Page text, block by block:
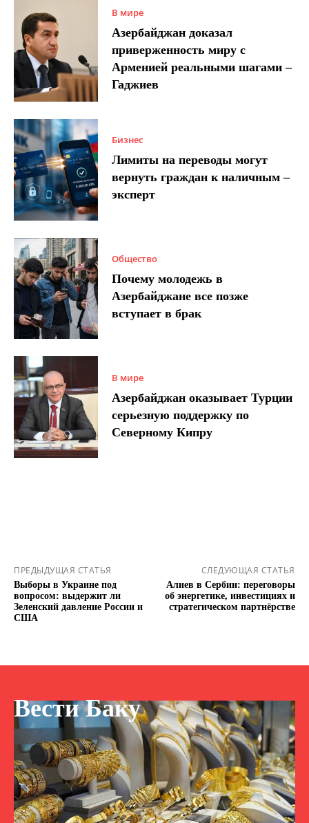
В мире
Азербайджан доказал
приверженность миру с
Арменией реальными шагами –
Гаджиев
Бизнес
Лимиты на переводы могут
вернуть граждан к наличным –
эксперт
Общество
Почему молодежь в
Азербайджане все позже
вступает в брак
В мире
Азербайджан оказывает Турции
серьезную поддержку по
Северному Кипру
ПРЕДЫДУЩАЯ СТАТЬЯ
Выборы в Украине под
вопросом: выдержит ли
Зеленский давление России и
США
СЛЕДУЮЩАЯ СТАТЬЯ
Алиев в Сербии: переговоры
об энергетике, инвестициях и
стратегическом партнёрстве
Вести Баку